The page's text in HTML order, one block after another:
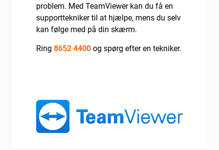
problem. Med TeamViewer kan du få en
supporttekniker til at hjælpe, mens du selv
kan følge med på din skærm.
Ring 8652 4400 og spørg efter en tekniker.